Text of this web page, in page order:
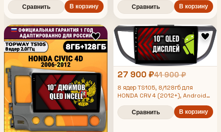
магнитола DSP QLED 4G LTE
Carplay
Сравнить В корзину
QLED 4G LTE Carplay
Сравнить В корзину
27 900 ₽41 900 ₽
8 ядер TS105, 8/128гб для
HONDA CRV 4 (2012+), Android
магнитола
Сравнить В корзину